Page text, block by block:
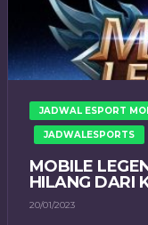
JADWAL ESPORT
JADWALESPORTS
MOBILE
HILANG DARI
20/01/2023